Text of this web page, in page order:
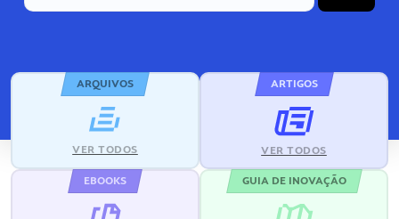
ARQUIVOS
VER TODOS
ARTIGOS
VER TODOS
EBOOKS GUIA DE INOVAÇÃO